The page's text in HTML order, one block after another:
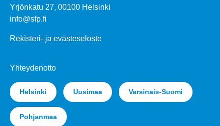
Yrjönkatu 27, 00100 Helsinki
info@sfp.fi
Rekisteri- ja evästeseloste
Yhteydenotto
Helsinki Uusimaa Varsinais-Suomi
Pohjanmaa